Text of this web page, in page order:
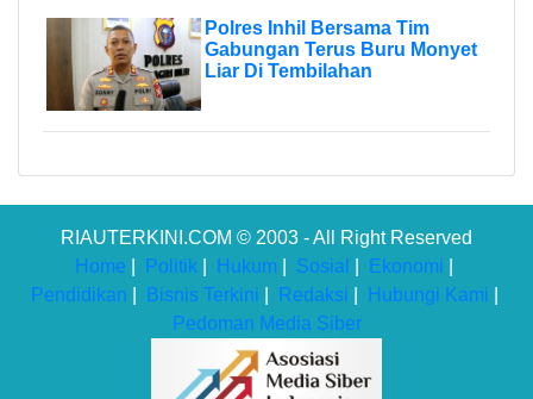
Polres Inhil Bersama Tim
Gabungan Terus Buru Monyet
Liar Di Tembilahan
RIAUTERKINI.COM © 2003 - All Right Reserved
Home
Politik Hukum Sosial Ekonomi
Pendidikan
Bisnis Terkini Redaksi Hubungi Kami
Pedoman Media Siber